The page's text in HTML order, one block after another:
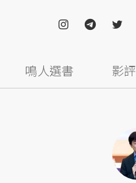
鳴人選書 影評